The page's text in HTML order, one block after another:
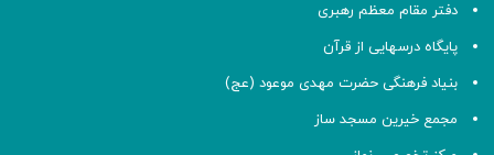
دفتر مقام معظم رهبری
پایگاه درسهایی از قرآن
بنیاد فرهنگی حضرت مهدی موعود (عج)
مجمع خیرین مسجد ساز